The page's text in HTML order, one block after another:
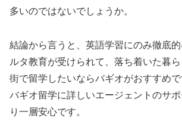
多いのではないでしょうか。
結論から言うと、英語学習にのみ徹底
ルタ教育が受けられて、落ち着いた暮
街で留学したいならバギオがおすすめで
バギオ留学に詳しいエージェントのサ
り一層安心です。